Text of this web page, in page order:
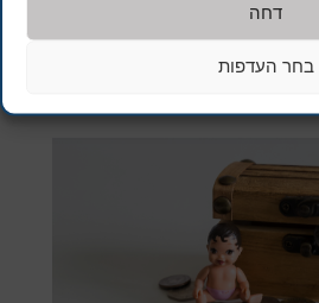
דחה
בחר העדפות